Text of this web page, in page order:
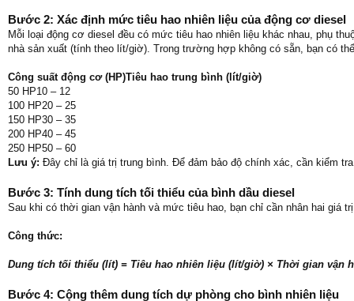
Bước 2: Xác định mức tiêu hao nhiên liệu của động cơ diesel
Mỗi loại động cơ diesel đều có mức tiêu hao nhiên liệu khác nhau, phụ
nhà sản xuất (tính theo lít/giờ). Trong trường hợp không có sẵn, bạn có
Công suất động cơ (HP)Tiêu hao trung bình (lít/giờ)
50 HP10 – 12
100 HP20 – 25
150 HP30 – 35
200 HP40 – 45
250 HP50 – 60
Lưu ý: Đây chỉ là giá trị trung bình. Để đảm bảo độ chính xác, cần kiểm
Bước 3: Tính dung tích tối thiểu của bình dầu diesel
Sau khi có thời gian vận hành và mức tiêu hao, bạn chỉ cần nhân hai giá
Công thức:
Dung tích tối thiểu (lít) = Tiêu hao nhiên liệu (lít/giờ) × Thời gian vận
Bước 4: Cộng thêm dung tích dự phòng cho bình nhiên liệu